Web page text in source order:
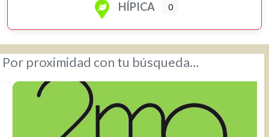
HÍPICA 0
Por proximidad con tu búsqueda…